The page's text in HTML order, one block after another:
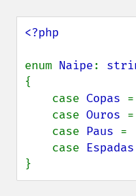
<?php
enum Naipe:
{
    case
Copas =
    case
Ouros =
    case
Paus =
    case
Espadas
}